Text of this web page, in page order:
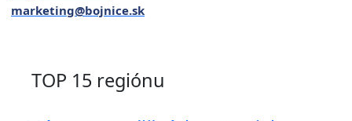
marketing@bojnice.sk
TOP 15 regiónu